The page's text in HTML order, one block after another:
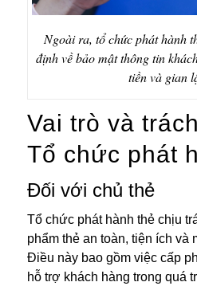
Ngoài ra, tổ chức phát hành
định về bảo mật thông tin
tiền và gian
Vai trò và
Tổ chức phát
Đối với chủ thẻ
Tổ chức phát hành thẻ chịu
phẩm thẻ an toàn, tiện ích và
Điều này bao gồm việc cấp
hỗ trợ khách hàng trong quá